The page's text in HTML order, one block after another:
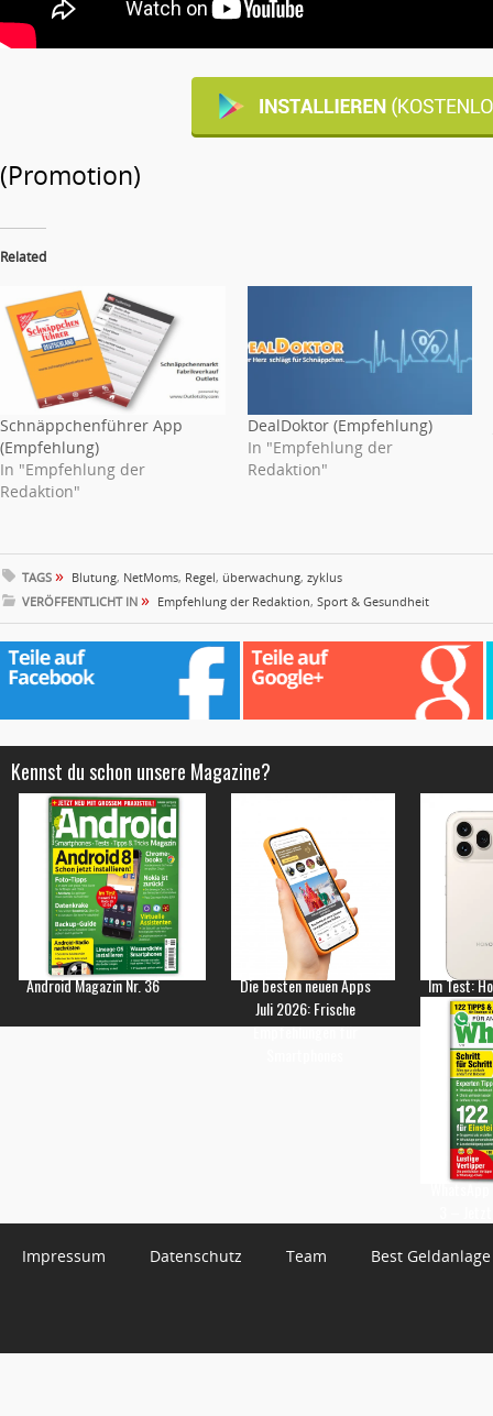
(Promotion)
Related
Schnäppchenführer App
(Empfehlung)
In "Empfehlung der
Redaktion"
DealDoktor (Empfehlung)
In "Empfehlung der
Redaktion"
TAGS » Blutung, NetMoms, Regel, überwachung, zyklus
VERÖFFENTLICHT IN » Empfehlung der Redaktion, Sport & Gesundheit
Kennst du schon unsere Magazine?
Android Magazin Nr. 36
Die besten neuen Apps
Juli 2026: Frische
Empfehlungen für
Im Test:
Impressum Datenschutz Team Best Geldanlage